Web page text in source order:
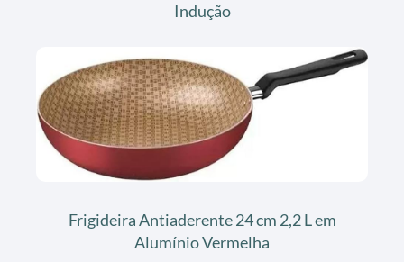
Indução
Frigideira Antiaderente 24 cm 2,2 L em
Alumínio Vermelha